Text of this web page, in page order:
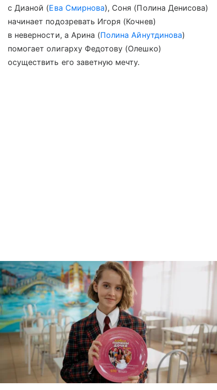
с Дианой (Ева Смирнова), Соня (Полина Денисова)
начинает подозревать Игоря (Кочнев)
в неверности, а Арина (Полина Айнутдинова)
помогает олигарху Федотову (Олешко)
осуществить его заветную мечту.